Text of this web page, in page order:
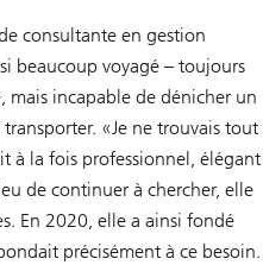
consultante en gestion
beaucoup voyagé – toujours
incapable de dénicher un
«Je ne trouvais tout
à la fois professionnel, élégant
de continuer à chercher, elle
En 2020, elle a ainsi fondé
précisément à ce besoin.